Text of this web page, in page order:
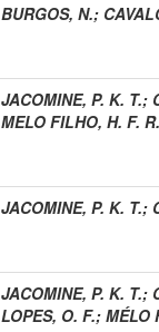
BURGOS, N.;
JACOMINE, P. K. T.;
MELO FILHO, H. F.
JACOMINE, P. K. T.;
JACOMINE, P. K. T.;
LOPES, O. F.; MÉLO